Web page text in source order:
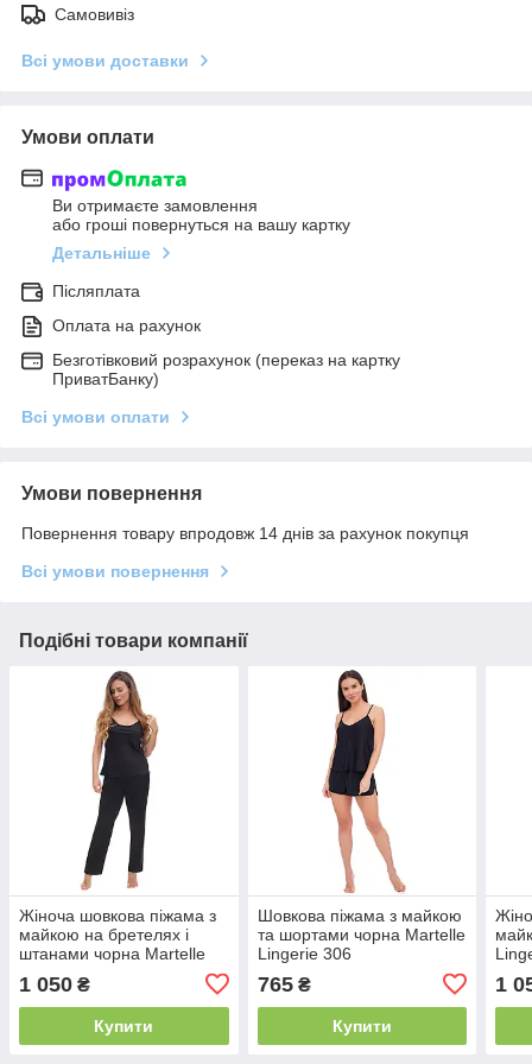
Самовивіз
Всі умови доставки
Умови оплати
Ви отримаєте замовлення
або гроші повернуться на вашу картку
Детальніше
Післяплата
Оплата на рахунок
Безготівковий розрахунок (переказ на картку
ПриватБанку)
Всі умови оплати
Умови повернення
Повернення товару впродовж 14 днів за рахунок покупця
Всі умови повернення
Подібні товари компанії
Жіноча шовкова піжама з
майкою на бретелях і
штанами чорна Martelle
1 050 ₴
Купити
Шовкова піжама з майкою
та шортами чорна Martelle
Lingerie 306
765₴
Купити
1